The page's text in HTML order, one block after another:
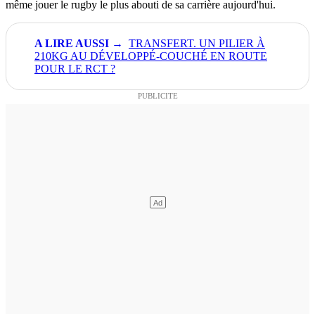
même jouer le rugby le plus abouti de sa carrière aujourd'hui.
TRANSFERT. UN PILIER À
210KG AU DÉVELOPPÉ-COUCHÉ EN ROUTE
POUR LE RCT ?